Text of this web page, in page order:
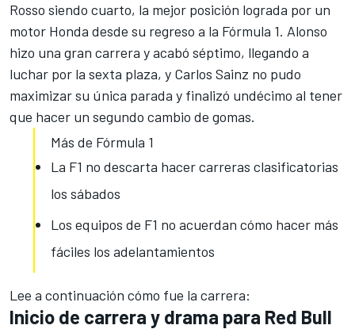
Rosso siendo cuarto, la mejor posición lograda por un
motor Honda desde su regreso a la Fórmula 1. Alonso
hizo una gran carrera y acabó séptimo, llegando a
luchar por la sexta plaza, y Carlos Sainz no pudo
maximizar su única parada y finalizó undécimo al tener
que hacer un segundo cambio de gomas.
Más de Fórmula 1
La F1 no descarta hacer carreras clasificatorias
los sábados
Los equipos de F1 no acuerdan cómo hacer más
fáciles los adelantamientos
Lee a continuación cómo fue la carrera:
Inicio de carrera y drama para Red Bull